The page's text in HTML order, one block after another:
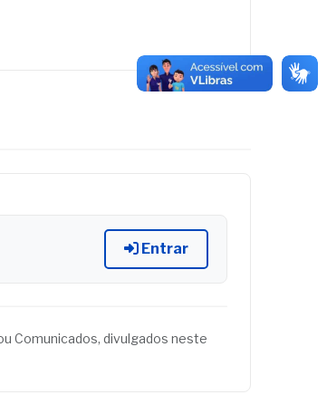
Entrar
Comunicados, divulgados neste